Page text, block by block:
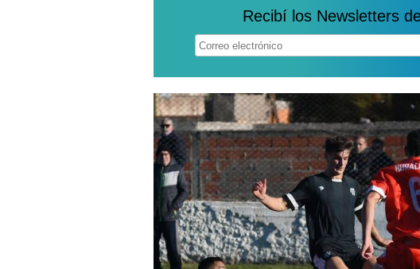
Recibí los Newsletters